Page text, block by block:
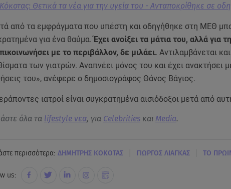
Κόκοτας: Θετικά τα νέα για την υγεία του - Ανταποκρίθηκε σε
από τα εμφράγματα που υπέστη και οδηγήθηκε στη ΜΕΘ
για ένα θαύμα.Έχει ανοίξει τα μάτια του, αλλά για
με το περιβάλλον, δε μιλάει. Αντιλαμβάνεται
των γιατρών. Αναπνέει μόνος του και έχει ανακτήσει
του», ανέφερε ο δημοσιογράφος Θάνος Βάγιος.
ιατροί είναι συγκρατημένα αισιόδοξοι μετά από
όλα τα lifestyle νεα, για Celebritiesκαι Media.
περισσότερα: ΔΗΜΗΤΡΗΣ ΚΟΚΟΤΑΣ ΓΙΩΡΓΟΣ ΛΙΑΓΚΑΣ ΤΟ
us: